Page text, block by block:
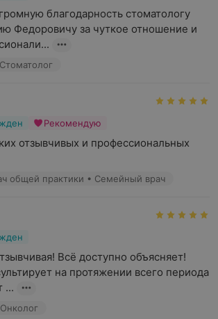
благодарность стоматологу
Федоровичу за чуткое отношение и
Рекомендую
отзывчивых и профессиональных
общей практики • Семейный врач
Всё доступно объясняет!
на протяжении всего периода
...